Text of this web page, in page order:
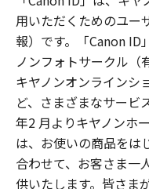
用いただくためのユー
報）です。「Canon ID
ノンフォトサークル（
キヤノンオンラインシ
ど、さまざまなサービ
年2 月よりキヤノンホ
は、お使いの商品をは
合わせて、お客さま一
供いたします。皆さま